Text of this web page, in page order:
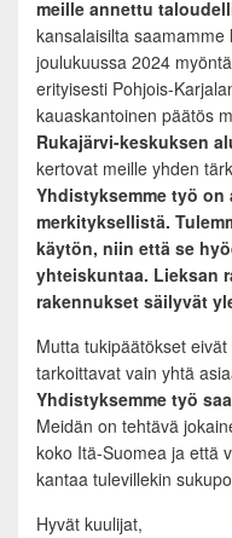
meille annettu
kansalaisilta
joulukuussa 2024
erityisesti Pohjois-
kauaskantoinen päätös
Rukajärvi-keskuksen
kertovat meille yhden
Yhdistyksemme työ
merkityksellistä.
käytön, niin että se
yhteiskuntaa. Lieksan
rakennukset säilyvät
Mutta tukipäätökset
tarkoittavat vain yhtä
Yhdistyksemme työ
Meidän on tehtävä
koko Itä-Suomea ja että
kantaa tulevillekin
Hyvät kuulijat,